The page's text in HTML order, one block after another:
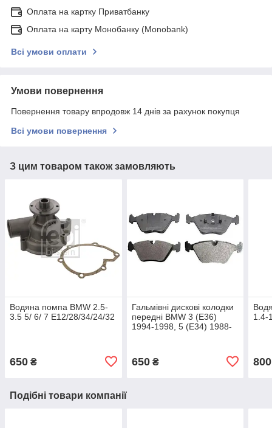
Оплата на картку Приватбанку
Оплата на карту Монобанку (Monobank)
Всі умови оплати
Умови повернення
Повернення товару впродовж 14 днів за рахунок покупця
Всі умови повернення
З цим товаром також замовляють
Водяна помпа BMW 2.5-
3.5 5/ 6/ 7 Е12/28/34/24/32
650 ₴
Гальмівні дискові колодки
передні BMW 3 (E36)
1994-1998, 5 (E34) 1988-
650₴
1.4-
800
Подібні товари компанії